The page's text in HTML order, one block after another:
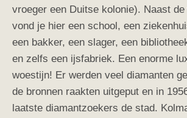
vroeger een Duitse kolonie). Naast de
vond je hier een school, een
een bakker, een slager, een
en zelfs een ijsfabriek. Een enorme
woestijn! Er werden veel diamanten
de bronnen raakten uitgeput en in
laatste diamantzoekers de stad.